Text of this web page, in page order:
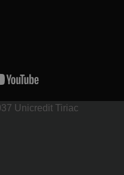
bancar:
Unicredit Tiriac